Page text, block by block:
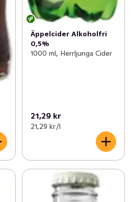
Äppelcider Alkoholfri
0,5%
1000 ml, Herrljunga Cider
21,29 kr
21,29 kr /l